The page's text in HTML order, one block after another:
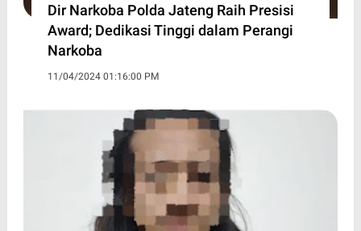
Dir Narkoba Polda Jateng Raih Presisi
Award; Dedikasi Tinggi dalam Perangi
Narkoba
11/04/2024 01:16:00 PM